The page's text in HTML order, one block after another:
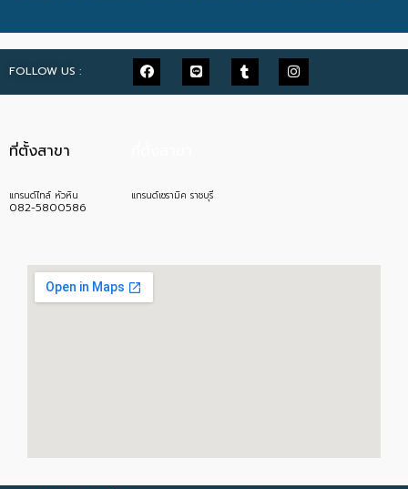
FOLLOW US :
ที่ตั้งสาขา
แกรนด์ไทล์ หัวหิน
082-5800586
แกรนด์เซรามิค ราชบุรี